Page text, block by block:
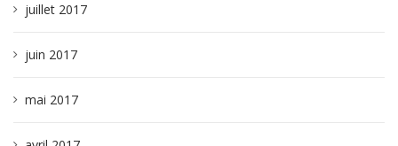
juillet 2017
juin 2017
mai 2017